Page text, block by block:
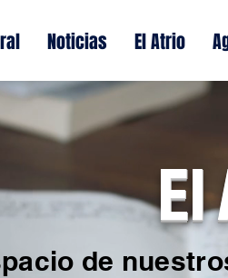
Noticias El Atrio
de